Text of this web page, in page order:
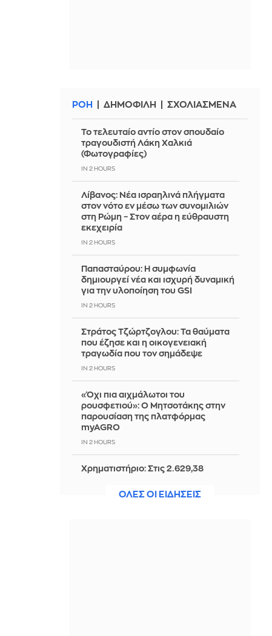
ΡΟΗ ΔΗΜΟΦΙΛΗ ΣΧΟΛΙΑΣΜΕΝΑ
Το τελευταίο αντίο στον σπουδαίο
τραγουδιστή Λάκη Χαλκιά
(Φωτογραφίες)
IN 2 HOURS
Λίβανος: Νέα ισραηλινά πλήγματα
στον νότο εν μέσω των συνομιλιών
στη Ρώμη – Στον αέρα η εύθραυστη
εκεχειρία
IN 2 HOURS
Παπασταύρου: Η συμφωνία
δημιουργεί νέα και ισχυρή δυναμική
για την υλοποίηση του GSI
IN 2 HOURS
Στράτος Τζώρτζογλου: Τα θαύματα
που έζησε και η οικογενειακή
τραγωδία που τον σημάδεψε
IN 2 HOURS
«Όχι πια αιχμάλωτοι του
ρουσφετιού»: Ο Μητσοτάκης στην
παρουσίαση της πλατφόρμας
myAGRO
IN 2 HOURS
Χρηματιστήριο: Στις 2.629,38
άνοδο 0,21%ΟΛΕΣ ΟΙ ΕΙΔΗΣΕΙΣ